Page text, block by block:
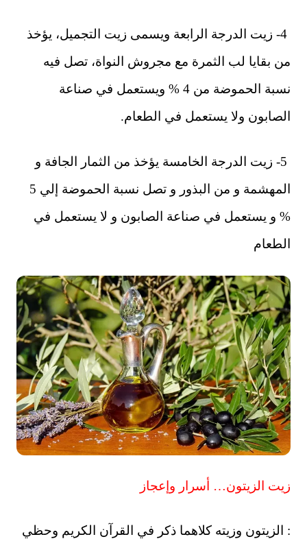
4- زيت الدرجة الرابعة ويسمى زيت التجميل، يؤخذ
من بقايا لب الثمرة مع مجروش النواة، تصل فيه
نسبة الحموضة من 4 % ويستعمل في صناعة
الصابون ولا يستعمل في الطعام.
5- زيت الدرجة الخامسة يؤخذ من الثمار الجافة و
المهشمة و من البذور و تصل نسبة الحموضة إلي 5
% و يستعمل في صناعة الصابون و لا يستعمل في
الطعام
زيت الزيتون… أسرار وإعجاز
: الزيتون وزيته كلاهما ذكر في القرآن الكريم وحظي